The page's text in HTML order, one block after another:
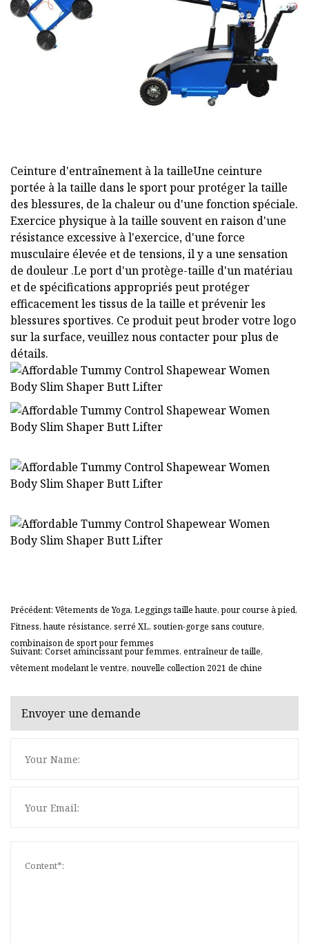
Ceinture d'entraînement à la tailleUne ceinture
portée à la taille dans le sport pour protéger la taille
des blessures, de la chaleur ou d'une fonction spéciale.
Exercice physique à la taille souvent en raison d'une
résistance excessive à l'exercice, d'une force
musculaire élevée et de tensions, il y a une sensation
de douleur .Le port d'un protège-taille d'un matériau
et de spécifications appropriés peut protéger
efficacement les tissus de la taille et prévenir les
blessures sportives. Ce produit peut broder votre logo
sur la surface, veuillez nous contacter pour plus de
détails.
Précédent: Vêtements de Yoga, Leggings taille haute, pour course à pied,
Fitness, haute résistance, serré XL, soutien-gorge sans couture,
combinaison de sport pour femmes
Suivant: Corset amincissant pour femmes, entraîneur de taille,
vêtement modelant le ventre, nouvelle collection 2021 de chine
Envoyer une demande